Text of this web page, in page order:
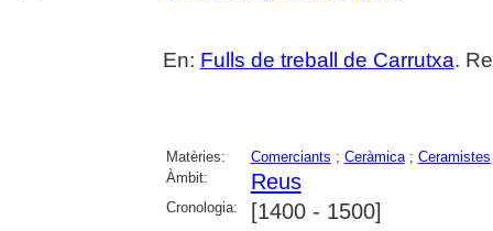
En: Fulls de treball de Carrutxa.
Matèries: Comerciants ; Ceràmica; Ceramistes
Àmbit:
Reus
Cronologia: [1400 - 1500]